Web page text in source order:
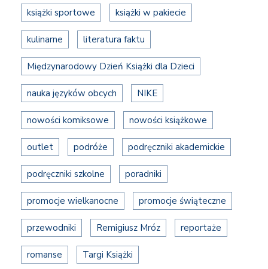
książki sportowe książki w pakiecie
kulinarne literatura faktu
Międzynarodowy Dzień Książki dla Dzieci
nauka języków obcych NIKE
nowości komiksowe nowości książkowe
outlet podróże podręczniki akademickie
podręczniki szkolne poradniki
promocje wielkanocne promocje świąteczne
przewodniki Remigiusz Mróz reportaże
romanse Targi Książki